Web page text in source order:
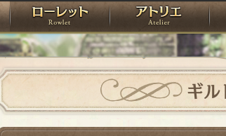
神殿 ローレット ア
ギル